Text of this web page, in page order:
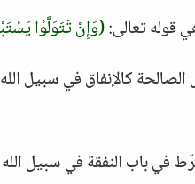
قوله تعالى:(وَإِنْ تَتَوَلَّوْا
الصالحة كالإنفاق في سبيل
في باب النفقة في سبيل